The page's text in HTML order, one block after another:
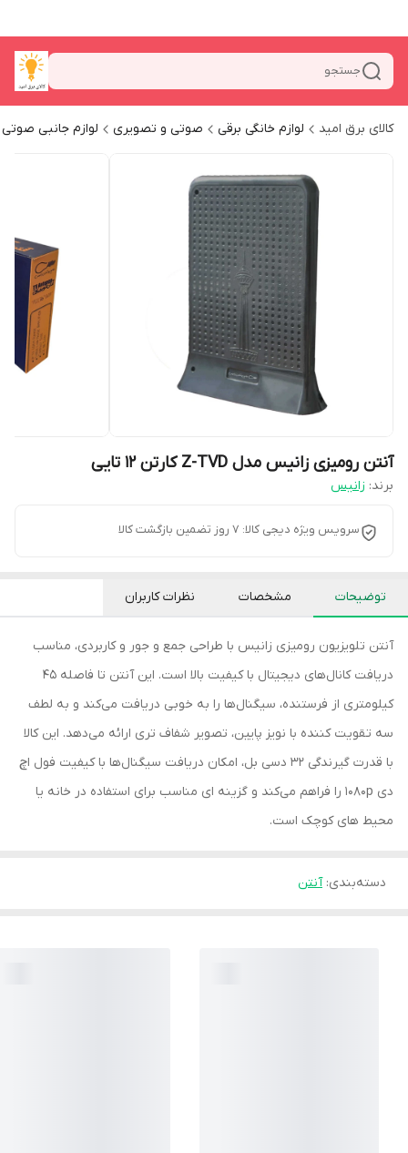
جستجو
کالای برق امید لوازم خانگی برقی صوتی و تصویری لوازم جانبی
آنتن رومیزی زانیس مدل Z-TVD کارتن 12 تایی
برند: زانیس
سرویس ویژه دیجی کالا: 7 روز تضمین بازگشت کالا
توضیحات مشخصات نظرات کاربران
آنتن تلویزیون رومیزی زانیس با طراحی جمع‌ و جور و کاربردی، مناسب
دریافت کانال‌های دیجیتال با کیفیت بالا است. این آنتن تا فاصله‌ ۴۵
کیلومتری از فرستنده، سیگنال‌ها را به خوبی دریافت می‌کند و به لطف
سه تقویت‌ کننده با نویز پایین، تصویر شفاف‌ تری ارائه می‌دهد. این کالا
با قدرت گیرندگی ۳۲ دسی‌ بل، امکان دریافت سیگنال‌ها با کیفیت فول اچ‌
دی ۱۰۸۰p را فراهم می‌کند و گزینه‌ ای مناسب برای استفاده در خانه یا
محیط‌ های کوچک است.
دسته‌بندی:آنتن